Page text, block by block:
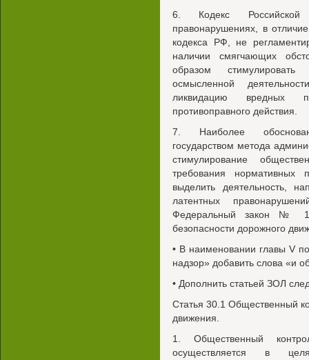
6. Кодекс Российской
правонарушениях, в
кодекса РФ, не
наличии смягчающих
образом
осмысленной
ликвидацию вредных
противоправного действия.
7. Наиболее
государством метода
стимулирование
требования нормативных
выделить деятельность,
латентных
Федеральный закон №
безопасности дорожного
• В наименовании главы V
надзор» добавить слова «и
• Дополнить статьей ЗОЛ
Статья 30.1 Общественный
движения.
1. Общественный
осуществляется в